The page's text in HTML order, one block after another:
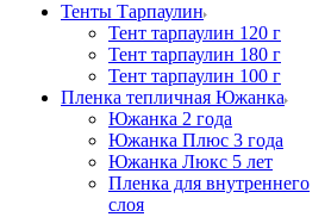
Тенты Тарпаулин
Тент тарпаулин 120 г
Тент тарпаулин 180 г
Тент тарпаулин 100 г
Пленка тепличная Южанка
Южанка 2 года
Южанка Плюс 3 года
Южанка Люкс 5 лет
Пленка для внутреннего
слоя